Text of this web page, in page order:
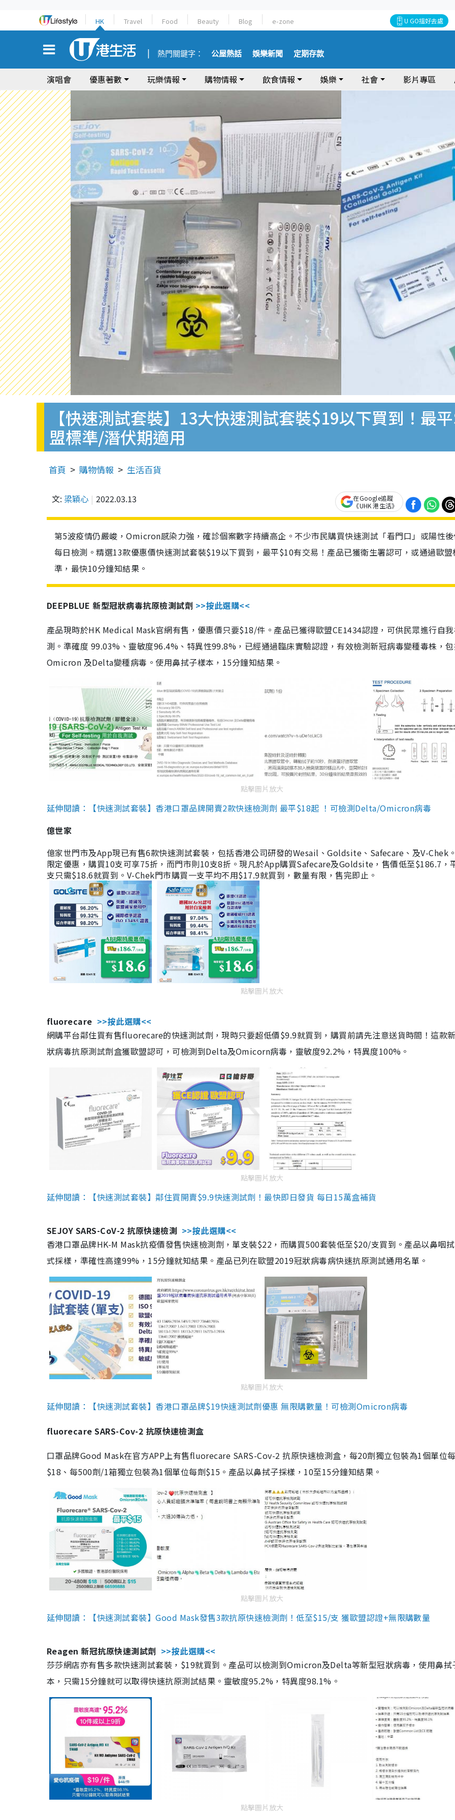
HK Travel Food Beauty Blog e-zone U GO搵好去處
熱門關鍵字： 公屋熱話 娛樂新聞 定期存款
演唱會 優惠著數 玩樂情報 購物情報 飲食情報 娛樂 社會 影片專區
【快速測試套裝】13大快速測試套裝$19以下買到！最
盟標準/潛伏期適用
首頁 購物情報 生活百貨
文: 梁穎心 2022.03.13
在Google追蹤
《UHK 港生活》
第5波疫情仍嚴峻，Omicron感染力強，確診個案數字持續高企。不少市民購買快速測試「看門口」或陽性
每日檢測。精選13款優惠價快速測試套裝$19以下買到，最平$10有交易！產品已獲衛生署認可，或通過歐盟
準，最快10分鐘知結果。
DEEPBLUE 新型冠狀病毒抗原檢測試劑 >>按此選購<<
產品現時於HK Medical Mask官網有售，優惠價只要$18/件。產品已獲得歐盟CE1434認證，可供民眾進行自
測。準確度 99.03%、靈敏度96.4%、特異性99.8%，已經通過臨床實驗認證，有效檢測新冠病毒變種毒株，
Omicron 及Delta變種病毒。使用鼻拭子樣本，15分鐘知結果。
點擊圖片放大
延伸閱讀：【快速測試套裝】香港口罩品牌開賣2款快速檢測劑 最平$18起 ！可檢測Delta/Omicron病毒
億世家
億家世門市及App現已有售6款快速測試套裝，包括香港公司研發的Wesail、Goldsite、Safecare、及V-Chek
限定優惠，購買10支可享75折，而門市則10支8折。現凡於App購買Safecare及Goldsite，售價低至$186.7，
支只需$18.6就買到。V-Chek門市購買一支平均不用$17.9就買到，數量有限，售完即止。
點擊圖片放大
fluorecare >>按此選購<<
網購平台鄰住買有售fluorecare的快速測試劑，現時只要超低價$9.9就買到，購買前請先注意送貨時間！這款
狀病毒抗原測試劑盒獲歐盟認可，可檢測到Delta及Omicorn病毒，靈敏度92.2%，特異度100%。
點擊圖片放大
延伸閱讀：【快速測試套裝】鄰住買開賣$9.9快速測試劑！最快即日發貨 每日15萬盒補貨
SEJOY SARS-CoV-2 抗原快速檢測 >>按此選購<<
香港口罩品牌HK-M Mask抗疫價發售快速檢測劑，單支裝$22，而購買500套裝低至$20/支買到。產品以鼻咽
式採樣，準確性高達99%，15分鐘就知結果。產品已列在歐盟2019冠狀病毒病快速抗原測試通用名單。
點擊圖片放大
延伸閱讀：【快速測試套裝】香港口罩品牌$19快速測試劑優惠 無限購數量！可檢測Omicron病毒
fluorecare SARS-Cov-2 抗原快速檢測盒
口罩品牌Good Mask在官方APP上有售fluorecare SARS-Cov-2 抗原快速檢測盒，每20劑獨立包裝為1個單位
$18、每500劑/1箱獨立包裝為1個單位每劑$15。產品以鼻拭子採樣，10至15分鐘知結果。
點擊圖片放大
延伸閱讀：【快速測試套裝】Good Mask發售3款抗原快速檢測劑！低至$15/支 獲歐盟認證+無限購數量
Reagen 新冠抗原快速測試劑 >>按此選購<<
莎莎網店亦有售多款快速測試套裝，$19就買到。產品可以檢測到Omicron及Delta等新型冠狀病毒，使用鼻拭
本，只需15分鐘就可以取得快速抗原測試結果。靈敏度95.2%，特異度98.1%。
點擊圖片放大